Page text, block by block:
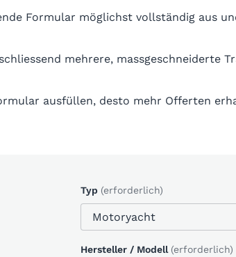
Formular möglichst vollständig aus
mehrere, massgeschneiderte
ausfüllen, desto mehr Offerten
Typ (erforderlich)
Hersteller / Modell (erforderlich)